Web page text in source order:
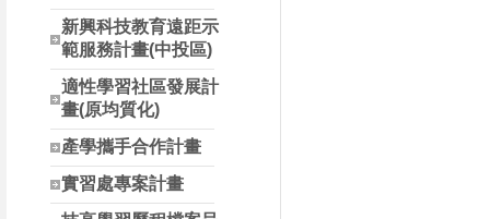
新興科技教育遠距示
範服務計畫(中投區)
適性學習社區發展計
畫(原均質化)
產學攜手合作計畫
實習處專案計畫